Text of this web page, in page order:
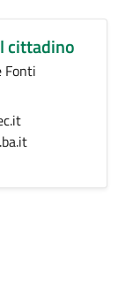
cittadino
Fonti